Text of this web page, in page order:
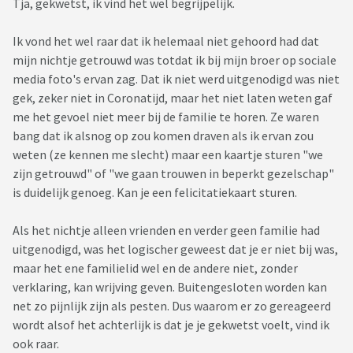
Tja, gekwetst, ik vind het wel begrijpelijk.
Ik vond het wel raar dat ik helemaal niet gehoord had dat
mijn nichtje getrouwd was totdat ik bij mijn broer op sociale
media foto's ervan zag. Dat ik niet werd uitgenodigd was niet
gek, zeker niet in Coronatijd, maar het niet laten weten gaf
me het gevoel niet meer bij de familie te horen. Ze waren
bang dat ik alsnog op zou komen draven als ik ervan zou
weten (ze kennen me slecht) maar een kaartje sturen "we
zijn getrouwd" of "we gaan trouwen in beperkt gezelschap"
is duidelijk genoeg. Kan je een felicitatiekaart sturen.
Als het nichtje alleen vrienden en verder geen familie had
uitgenodigd, was het logischer geweest dat je er niet bij was,
maar het ene familielid wel en de andere niet, zonder
verklaring, kan wrijving geven. Buitengesloten worden kan
net zo pijnlijk zijn als pesten. Dus waarom er zo gereageerd
wordt alsof het achterlijk is dat je je gekwetst voelt, vind ik
ook raar.